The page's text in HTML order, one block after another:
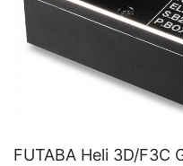
FUTABA Heli 3D/F3C